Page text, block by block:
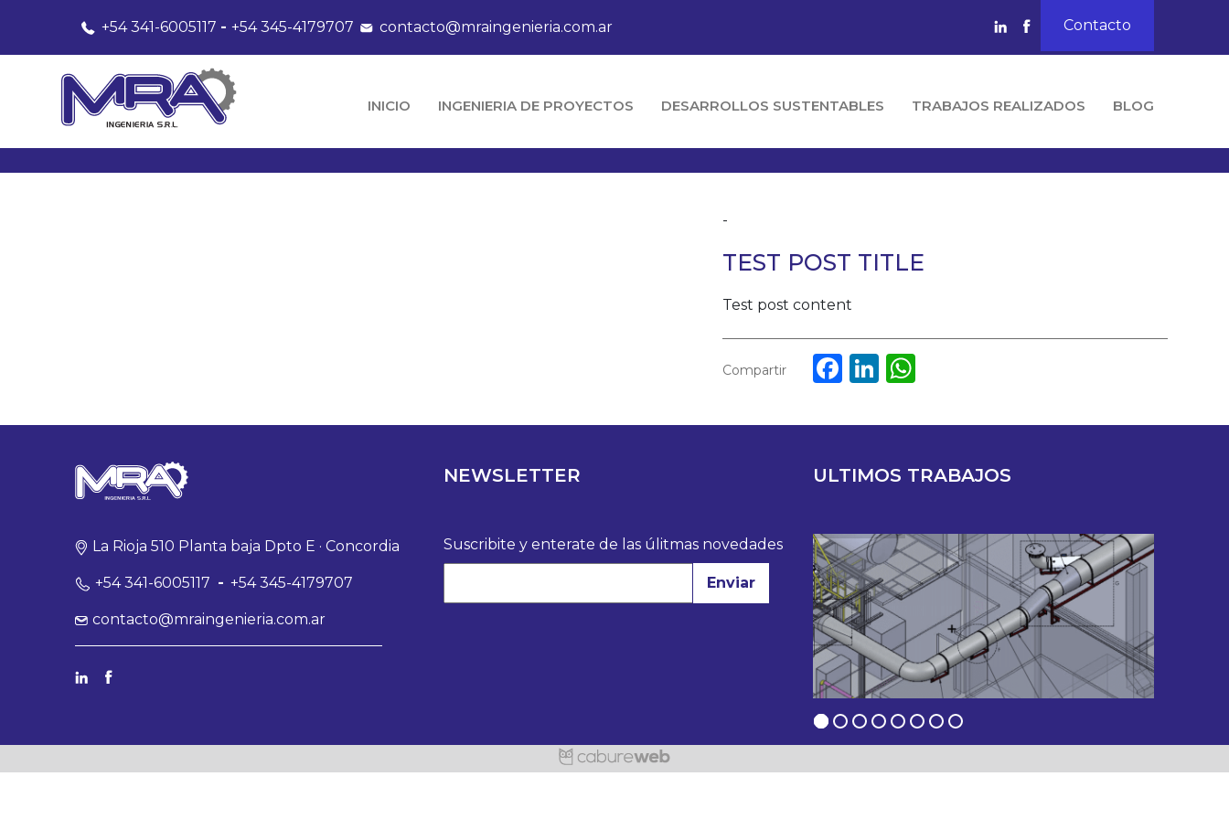
+54 341-6005117 -+54 345-4179707 contacto@mraingenieria.com.ar Contacto
INICIO INGENIERIA DE PROYECTOS DESARROLLOS SUSTENTABLES TRABAJOS REALIZADOS BLOG
-
TEST POST TITLE
Test post content
Compartir Facebook
LinkedIn
WhatsApp
La Rioja 510 Planta baja Dpto E · Concordia
+54 341-6005117 - +54 345-4179707
contacto@mraingenieria.com.ar
NEWSLETTER
Suscribite y enterate de las úlitmas novedades
Enviar
ULTIMOS TRABAJOS